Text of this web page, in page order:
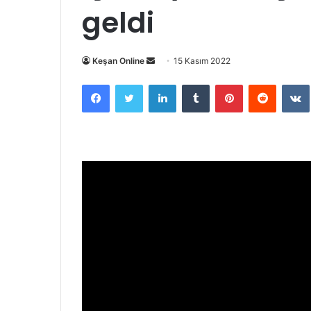
geldi
Keşan Online
Bir
posta
göndermek
15 Kasım 2022
FacebookTwitter LinkedInTumblr PinterestReddit